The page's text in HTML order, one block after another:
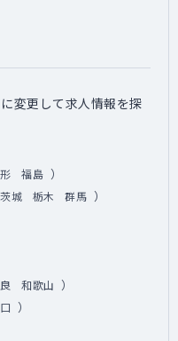
変更して求人情報を探
福島 ）
茨城 栃木 群馬 ）
和歌山 ）
）